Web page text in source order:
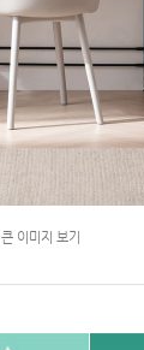
큰 이미지 보기